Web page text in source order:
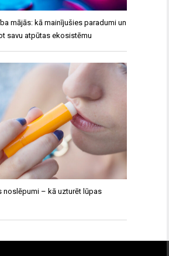
mājās: kā mainījušies paradumi un
savu atpūtas ekosistēmu
noslēpumi – kā uzturēt lūpas